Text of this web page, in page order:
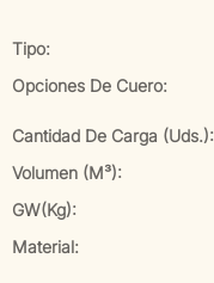
Tipo:
Opciones De Cuero:
Cantidad De Carga (uds.):
Volumen (m³):
GW(kg):
Material: